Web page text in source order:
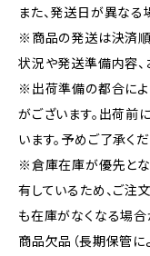
また、発送日が異なる
※商品の発送は決済順
状況や発送準備内容、
※出荷準備の都合に
がございます。出荷
います。予めご了承くだ
※倉庫在庫が優先とな
有しているため、ご注
も在庫がなくなる場合
商品欠品（長期保管に